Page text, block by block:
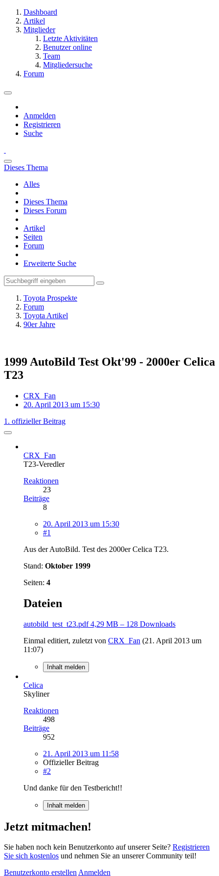
Dashboard
Artikel
Mitglieder
Letzte Aktivitäten
Benutzer online
Team
Mitgliedersuche
Forum
Anmelden
Registrieren
Suche
Dieses Thema
Alles
Dieses Thema
Dieses Forum
Artikel
Seiten
Forum
Erweiterte Suche
Toyota Prospekte
Forum
Toyota Artikel
90er Jahre
1999 AutoBild Test Okt'99 - 2000er Celica
T23
CRX_Fan
20. April 2013 um 15:30
1. offizieller Beitrag
CRX_Fan
T23-Veredler
Reaktionen
23
Beiträge
8
20. April 2013 um 15:30
#1
Aus der AutoBild. Test des 2000er Celica T23.
Stand: Oktober 1999
Seiten: 4
Dateien
autobild_test_t23.pdf 4,29 MB – 128 Downloads
Einmal editiert, zuletzt von CRX_Fan (21. April 2013 um
11:07)
Inhalt melden
Celica
Skyliner
Reaktionen
498
Beiträge
952
21. April 2013 um 11:58
Offizieller Beitrag
#2
Und danke für den Testbericht!!
Inhalt melden
Jetzt mitmachen!
Sie haben noch kein Benutzerkonto auf unserer Seite? Registrieren
Sie sich kostenlos und nehmen Sie an unserer Community teil!
Benutzerkonto erstellenAnmelden